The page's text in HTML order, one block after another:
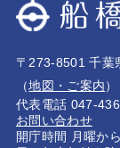
〒273-8501 千葉
（地図・ご案内）
代表電話 047-
お問い合わせ
開庁時間 月曜か